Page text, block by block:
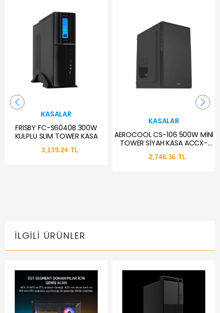
KASALAR
FRISBY FC-S6040B 300W
KULPLU SLIM TOWER KASA
3,139.24 TL
KASALAR
AEROCOOL CS-106 500W MİNİ
TOWER SİYAH KASA ACCX-
2,746.36 TL
İLGILI ÜRÜNLER